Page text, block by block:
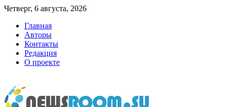
Четверг, 6 августа, 2026
Главная
Авторы
Контакты
Редакция
О проекте